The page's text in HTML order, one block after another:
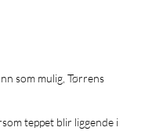
som mulig, Tørrens
teppet blir liggende i